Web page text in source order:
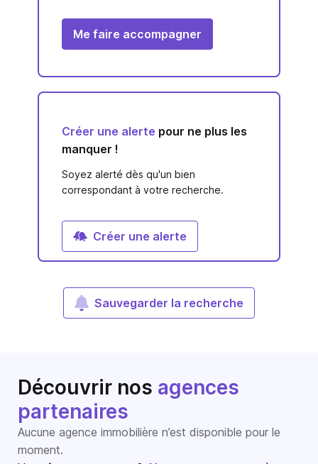
Me faire accompagner
Créer une alerte pour ne plus les
manquer !
Soyez alerté dès qu'un bien
correspondant à votre recherche.
Créer une alerte
Sauvegarder la recherche
Découvrir nos agences
partenaires
Aucune agence immobilière n’est disponible pour le
moment.